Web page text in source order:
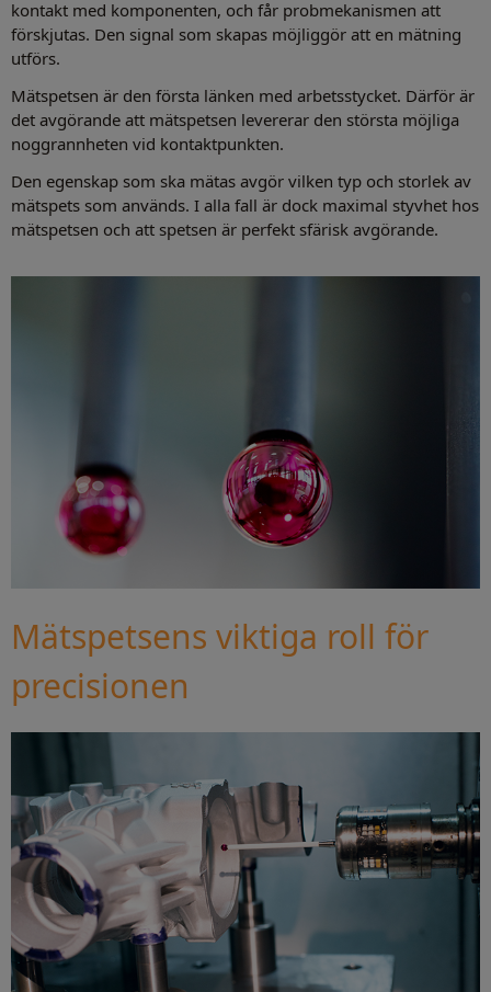
kontakt med komponenten, och får probmekanismen att
förskjutas. Den signal som skapas möjliggör att en mätning
utförs.
Mätspetsen är den första länken med arbetsstycket. Därför är
det avgörande att mätspetsen levererar den största möjliga
noggrannheten vid kontaktpunkten.
Den egenskap som ska mätas avgör vilken typ och storlek av
mätspets som används. I alla fall är dock maximal styvhet hos
mätspetsen och att spetsen är perfekt sfärisk avgörande.
Mätspetsens viktiga roll för
precisionen